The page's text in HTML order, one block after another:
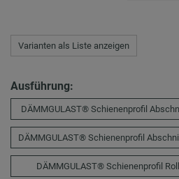
Varianten als Liste anzeigen
Ausführung:
DÄMMGULAST® Schienenprofil
DÄMMGULAST® Schienenprofil
DÄMMGULAST® Schienenprofil